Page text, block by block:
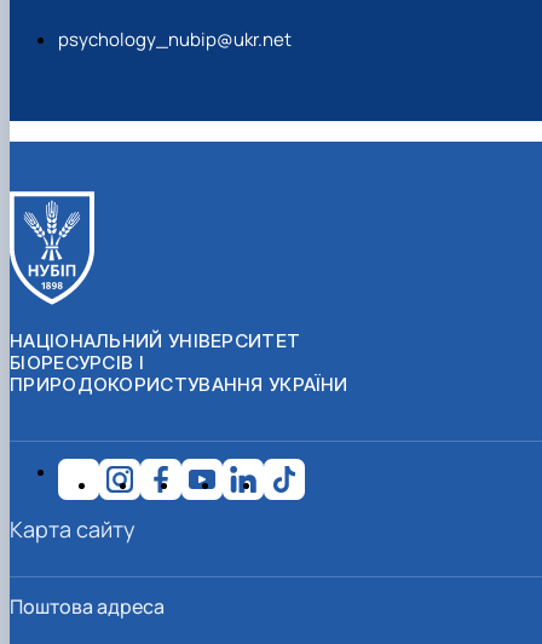
psychology_nubip@ukr.net
НАЦІОНАЛЬНИЙ УНІВЕРСИТЕТ
БІОРЕСУРСІВ І
ПРИРОДОКОРИСТУВАННЯ УКРАЇНИ
Поштова адреса
Карта сайту